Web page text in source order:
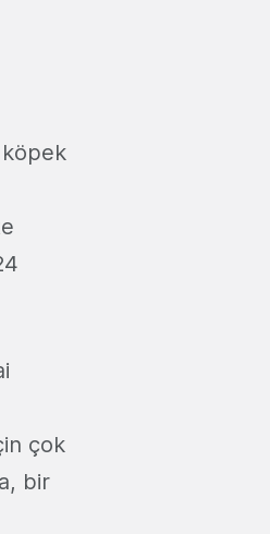
çok
bir